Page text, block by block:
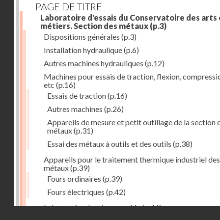
PAGE DE TITRE
Laboratoire d'essais du Conservatoire des arts
métiers. Section des métaux (p.3)
Dispositions générales (p.3)
Installation hydraulique(p.6)
Autres machines hydrauliques (p.12)
Machines pour essais de traction, flexion,
etc (p.16)
Essais de traction(p.16)
Autres machines (p.26)
Appareils de mesure et petit outillage de la section
métaux(p.31)
Essai des métaux à outils et des outils (p.38)
Appareils pour le traitement thermique industriel des
métaux(p.39)
Fours ordinaires (p.39)
Fours électriques (p.42)
Laboratoire de micrographie(p.46)